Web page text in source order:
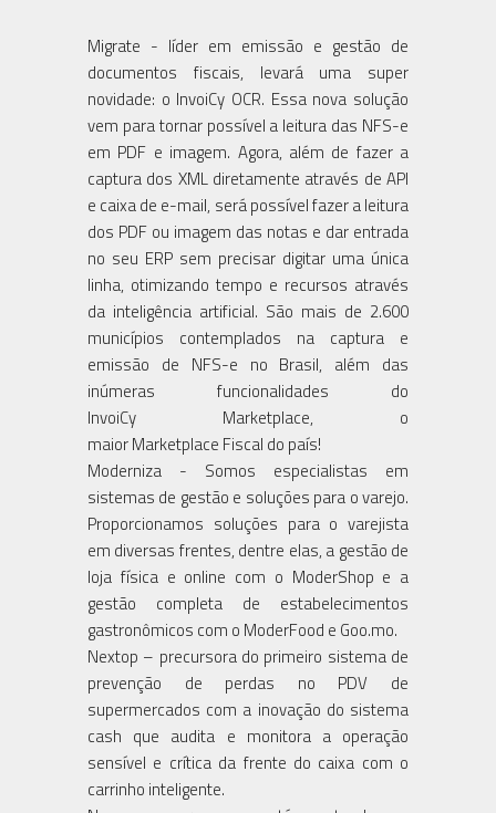
Migrate - líder em emissão e gestão de
documentos fiscais, levará uma super
novidade: o InvoiCy OCR. Essa nova solução
vem para tornar possível a leitura das NFS-e
em PDF e imagem. Agora, além de fazer a
captura dos XML diretamente através de API
e caixa de e-mail, será possível fazer a leitura
dos PDF ou imagem das notas e dar entrada
no seu ERP sem precisar digitar uma única
linha, otimizando tempo e recursos através
da inteligência artificial. São mais de 2.600
municípios contemplados na captura e
emissão de NFS-e no Brasil, além das
inúmeras funcionalidades do
InvoiCy Marketplace, o
maior Marketplace Fiscal do país!
Moderniza - Somos especialistas em
sistemas de gestão e soluções para o varejo.
Proporcionamos soluções para o varejista
em diversas frentes, dentre elas, a gestão de
loja física e online com o ModerShop e a
gestão completa de estabelecimentos
gastronômicos com o ModerFood e Goo.mo.
Nextop – precursora do primeiro sistema de
prevenção de perdas no PDV de
supermercados com a inovação do sistema
cash que audita e monitora a operação
sensível e crítica da frente do caixa com o
carrinho inteligente.